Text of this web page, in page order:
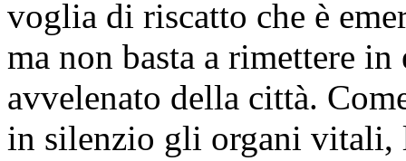
voglia di riscatto che è
ma non basta a rimettere
avvelenato della città.
in silenzio gli organi